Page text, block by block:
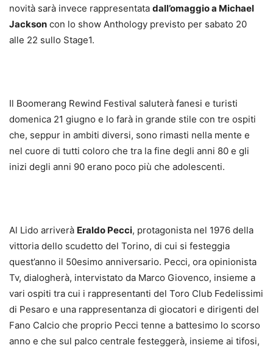
novità sarà invece rappresentata dall’omaggio a Michael
Jackson con lo show Anthology previsto per sabato 20
alle 22 sullo Stage1.
Il Boomerang Rewind Festival saluterà fanesi e turisti
domenica 21 giugno e lo farà in grande stile con tre ospiti
che, seppur in ambiti diversi, sono rimasti nella mente e
nel cuore di tutti coloro che tra la fine degli anni 80 e gli
inizi degli anni 90 erano poco più che adolescenti.
Al Lido arriverà Eraldo Pecci, protagonista nel 1976 della
vittoria dello scudetto del Torino, di cui si festeggia
quest’anno il 50esimo anniversario. Pecci, ora opinionista
Tv, dialogherà, intervistato da Marco Giovenco, insieme a
vari ospiti tra cui i rappresentanti del Toro Club Fedelissimi
di Pesaro e una rappresentanza di giocatori e dirigenti del
Fano Calcio che proprio Pecci tenne a battesimo lo scorso
anno e che sul palco centrale festeggerà, insieme ai tifosi,